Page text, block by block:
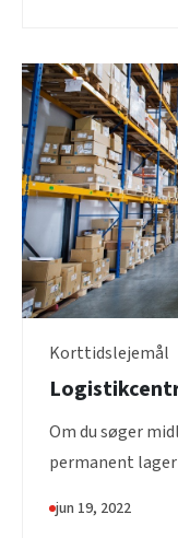
Korttidslejemål
Om du søger
permanent
jun 19, 2022